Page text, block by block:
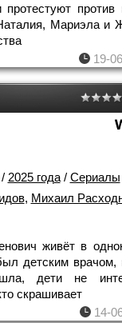
Мариэла и
19-
2025 года/ Сериалы
, Михаил
живёт в
детским врачом,
дети не
скрашивает
14-